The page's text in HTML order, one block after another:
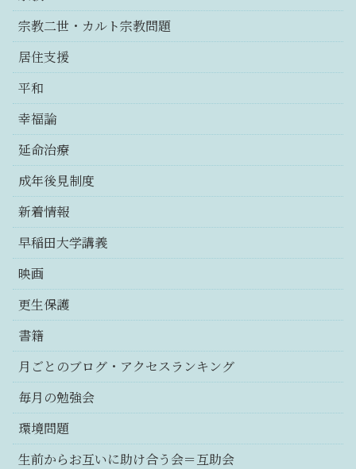
宗教二世・カルト宗教問題
居住支援
平和
幸福論
延命治療
成年後見制度
新着情報
早稲田大学講義
映画
更生保護
書籍
月ごとのブログ・アクセスランキング
毎月の勉強会
環境問題
生前からお互いに助け合う会＝互助会